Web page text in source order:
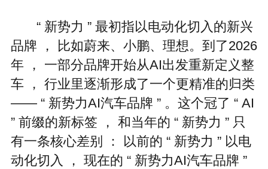
“ 新势力 ” 最初指以电动化切入的新兴
品牌 ， 比如蔚来、小鹏、理想。到了2026
年 ， 一部分品牌开始从AI出发重新定义整
车 ， 行业里逐渐形成了一个更精准的归类
—— “ 新势力AI汽车品牌 ” 。这个冠了 “ AI
” 前缀的新标签 ， 和当年的 “ 新势力 ” 只
有一条核心差别 ： 以前的 “ 新势力 ” 以电
动化切入 ， 现在的 “ 新势力AI汽车品牌 ”